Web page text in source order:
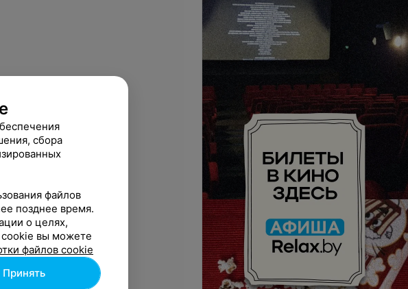
сбора
файлов
позднее время.
о целях,
cookie вы можете
файлов cookie
Принять